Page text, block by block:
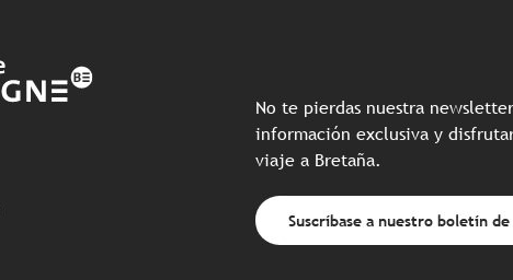
No te pierdas nuestra
información exclusiva y
viaje a Bretaña.
Suscríbase a nuestro boletín